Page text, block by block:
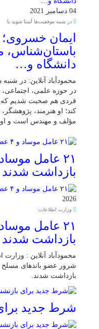
04 دسامبر 2021
در شنبه موفقیت‌ها آشنا شوید با:
ایمان خسروی؛
دانشگاه و…
محمودآباد آنلاین: در
در حوزه علمی، اجتماعی،
فردی هم صحبت شدیم که
کند؛ او هنرمند،
مؤلف و مهندس است و
بازداشت شدند
2026
وزارت اطلاعات:
بازداشت شدند
شرور عضو باند‌های
بازداشت شدند.
شرط جدید